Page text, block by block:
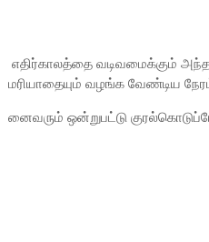
எதிர்காலத்தை வடிவமைக்கும்
மரியாதையும் வழங்க வேண்டிய
னைவரும் ஒன்றுபட்டு